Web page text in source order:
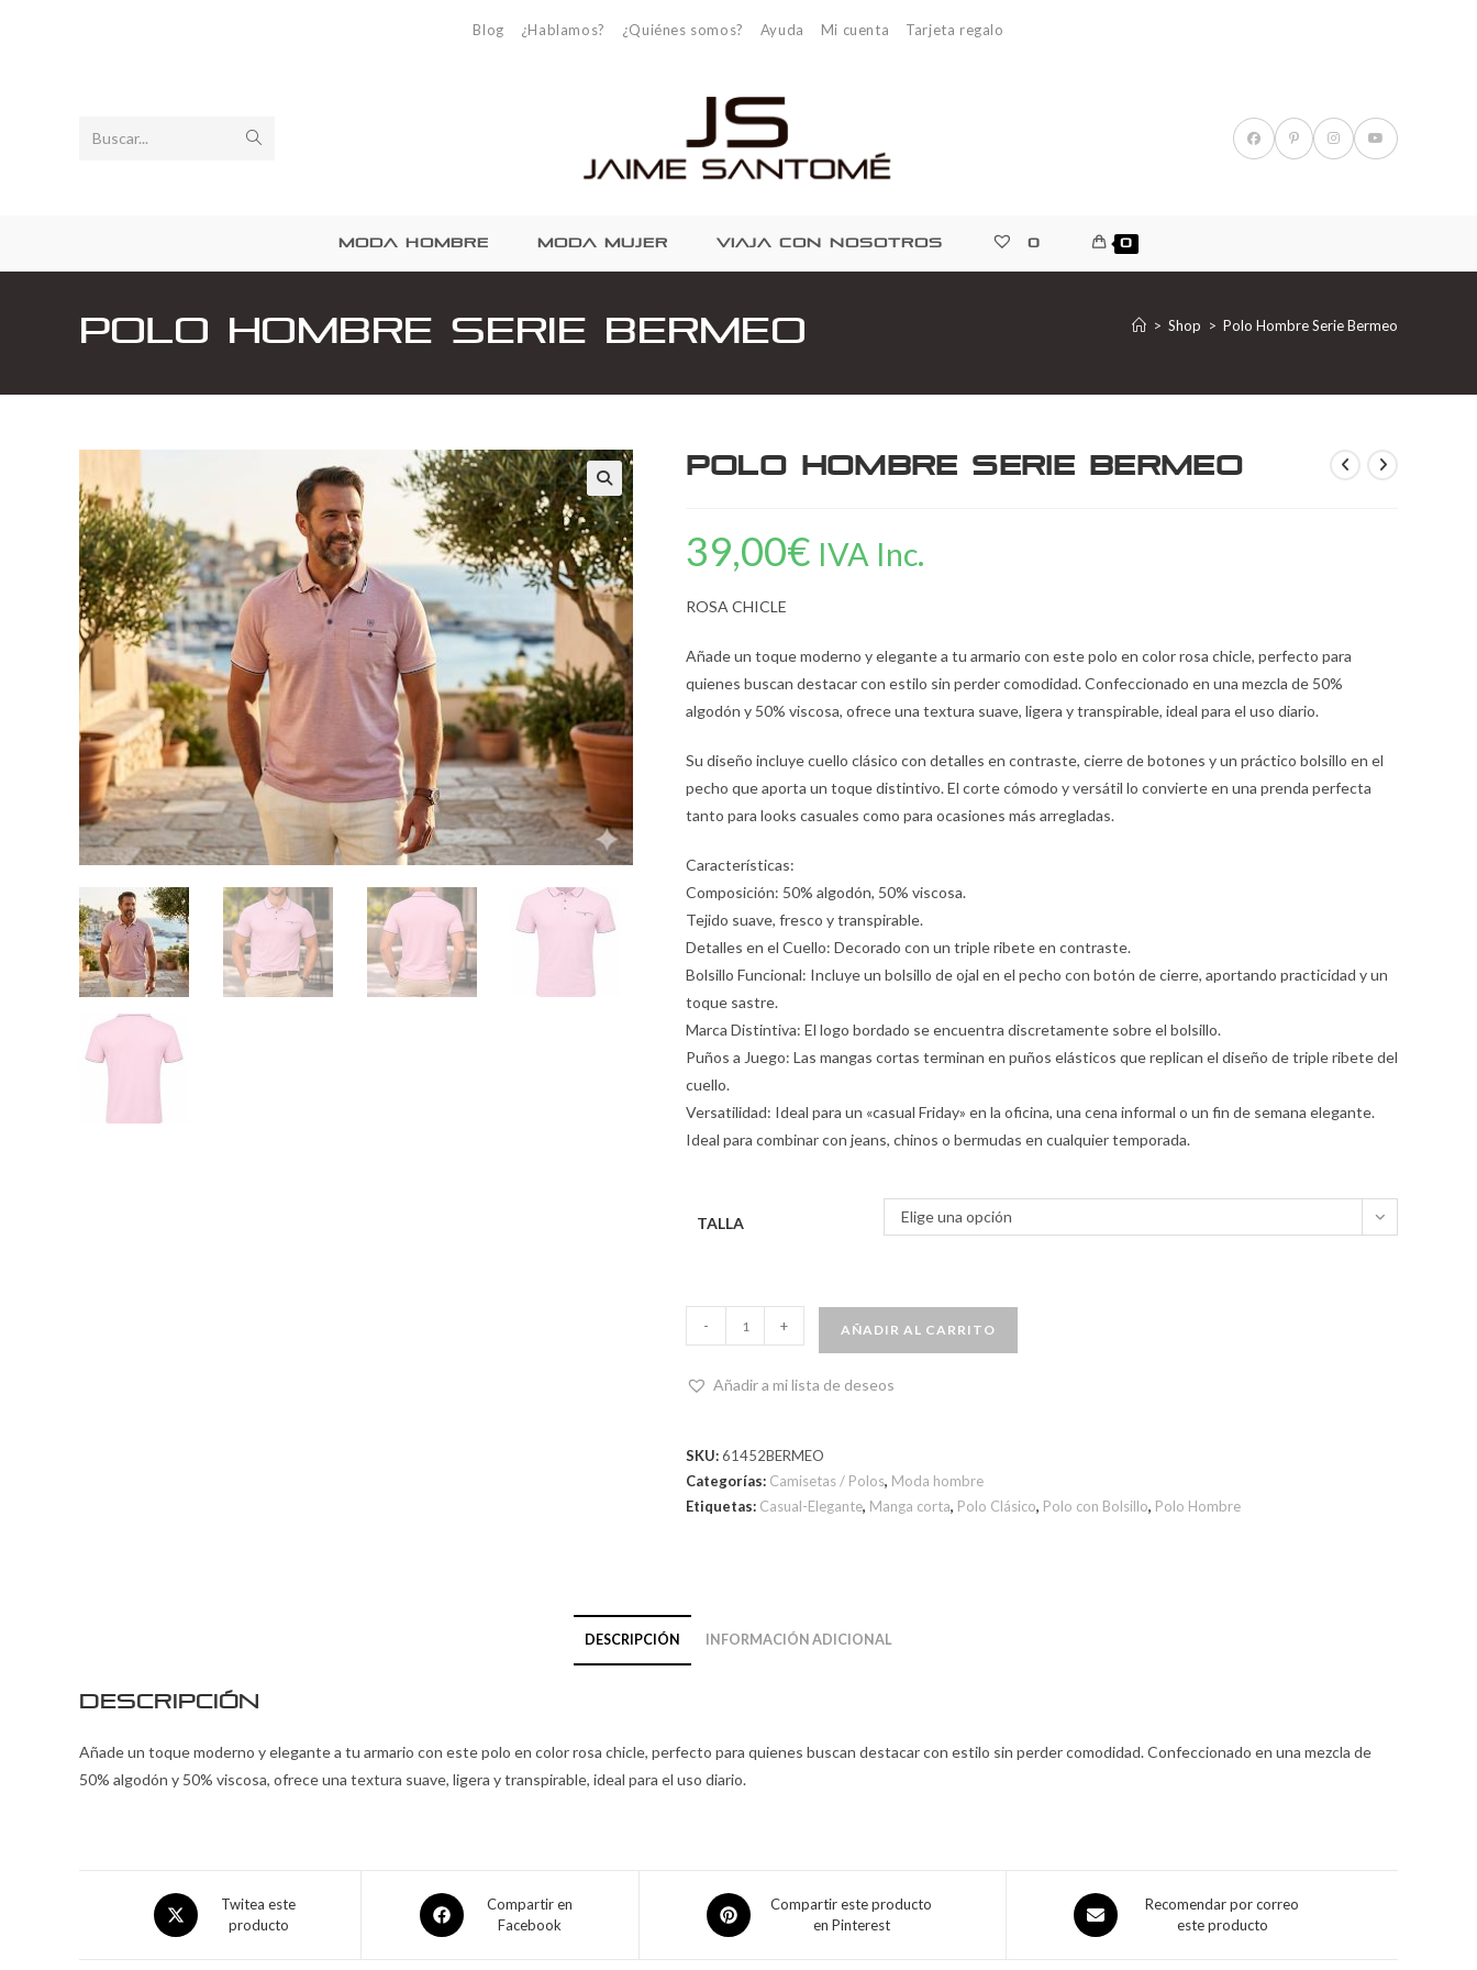
Blog ¿Hablamos? ¿Quiénes somos? Ayuda Mi cuenta Tarjeta regalo
Buscar...
MODA HOMBRE MODA MUJER VIAJA CON NOSOTROS 0 0
Polo Hombre Serie Bermeo > Shop > Polo Hombre Serie Bermeo
Polo Hombre Serie Bermeo
39,00€ IVA Inc.
ROSA CHICLE
Añade un toque moderno y elegante a tu armario con este polo en color rosa chicle, perfecto para
quienes buscan destacar con estilo sin perder comodidad. Confeccionado en una mezcla de 50%
algodón y 50% viscosa, ofrece una textura suave, ligera y transpirable, ideal para el uso diario.
Su diseño incluye cuello clásico con detalles en contraste, cierre de botones y un práctico bolsillo en el
pecho que aporta un toque distintivo. El corte cómodo y versátil lo convierte en una prenda perfecta
tanto para looks casuales como para ocasiones más arregladas.
Características:
Composición: 50% algodón, 50% viscosa.
Tejido suave, fresco y transpirable.
Detalles en el Cuello: Decorado con un triple ribete en contraste.
Bolsillo Funcional: Incluye un bolsillo de ojal en el pecho con botón de cierre, aportando practicidad y un
toque sastre.
Marca Distintiva: El logo bordado se encuentra discretamente sobre el bolsillo.
Puños a Juego: Las mangas cortas terminan en puños elásticos que replican el diseño de triple ribete del
cuello.
Versatilidad: Ideal para un «casual Friday» en la oficina, una cena informal o un fin de semana elegante.
Ideal para combinar con jeans, chinos o bermudas en cualquier temporada.
TALLA Elige una opción
- + AÑADIR AL CARRITO
Añadir a mi lista de deseos
SKU:61452BERMEO
Categorías: Camisetas / Polos, Moda hombre
Etiquetas: Casual-Elegante, Manga corta, Polo Clásico, Polo con Bolsillo, Polo Hombre
DESCRIPCIÓN INFORMACIÓN ADICIONAL
Descripción
Añade un toque moderno y elegante a tu armario con este polo en color rosa chicle, perfecto para quienes buscan destacar con estilo sin perder comodidad. Confeccionado en una mezcla de
50% algodón y 50% viscosa, ofrece una textura suave, ligera y transpirable, ideal para el uso diario.
Twitea este
producto
Compartir en
Facebook
Compartir este producto
en Pinterest
Recomendar por correo
este producto